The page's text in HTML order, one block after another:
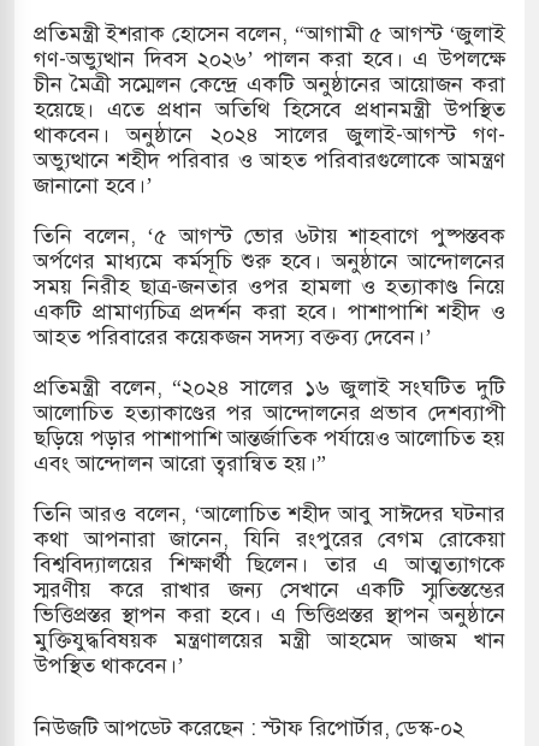
উপকূলে হামলার শিকার ভারতীয় জাহাজ
পোশাক রপ্তানিতে দ্বিতীয় স্থানে বাংলাদেশ
জুলাই গণঅভ্যুত্থান দিবস
আসামি অবসরপ্রাপ্ত সেনাসদস্য জামিনে
কেন্দ্রের ইউনিট-১ এ আবারও বিদ্যুৎ উৎপাদন
শিপিং চ্যানেলে জালের জড়ালে মারাত্মক
নাগরিকদের মারামারি: নিহত ১
প্রতিমন্ত্রী ইশরাক হোসেন বলেন, “আগামী ৫ আগস্ট ‘জুলাই
গণ-অভ্যুত্থান দিবস ২০২৬’ পালন করা হবে। এ উপলক্ষে
চীন মৈত্রী সম্মেলন কেন্দ্রে একটি অনুষ্ঠানের আয়োজন করা
হয়েছে। এতে প্রধান অতিথি হিসেবে প্রধানমন্ত্রী উপস্থিত
থাকবেন। অনুষ্ঠানে ২০২৪ সালের জুলাই-আগস্ট গণ-
অভ্যুত্থানে শহীদ পরিবার ও আহত পরিবারগুলোকে আমন্ত্রণ
জানানো হবে।’
তিনি বলেন, ‘৫ আগস্ট ভোর ৬টায় শাহবাগে পুষ্পস্তবক
অর্পণের মাধ্যমে কর্মসূচি শুরু হবে। অনুষ্ঠানে আন্দোলনের
সময় নিরীহ ছাত্র-জনতার ওপর হামলা ও হত্যাকাণ্ড নিয়ে
একটি প্রামাণ্যচিত্র প্রদর্শন করা হবে। পাশাপাশি শহীদ ও
আহত পরিবারের কয়েকজন সদস্য বক্তব্য দেবেন।’
প্রতিমন্ত্রী বলেন, “২০২৪ সালের ১৬ জুলাই সংঘটিত দুটি
আলোচিত হত্যাকাণ্ডের পর আন্দোলনের প্রভাব দেশব্যাপী
ছড়িয়ে পড়ার পাশাপাশি আন্তর্জাতিক পর্যায়েও আলোচিত হয়
এবং আন্দোলন আরো ত্বরান্বিত হয়।”
তিনি আরও বলেন, ‘আলোচিত শহীদ আবু সাঈদের ঘটনার
কথা আপনারা জানেন, যিনি রংপুরের বেগম রোকেয়া
বিশ্ববিদ্যালয়ের শিক্ষার্থী ছিলেন। তার এ আত্মত্যাগকে
স্মরণীয় করে রাখার জন্য সেখানে একটি স্মৃতিস্তম্ভের
ভিত্তিপ্রস্তর স্থাপন করা হবে। এ ভিত্তিপ্রস্তর স্থাপন অনুষ্ঠানে
মুক্তিযুদ্ধবিষয়ক মন্ত্রণালয়ের মন্ত্রী আহমেদ আজম খান
উপস্থিত থাকবেন।’
নিউজটি আপডেট করেছেন : স্টাফ রিপোর্টার, ডেস্ক-০২